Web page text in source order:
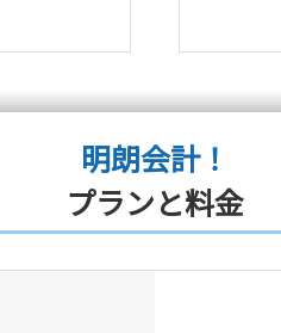
明朗会計！
プランと料金